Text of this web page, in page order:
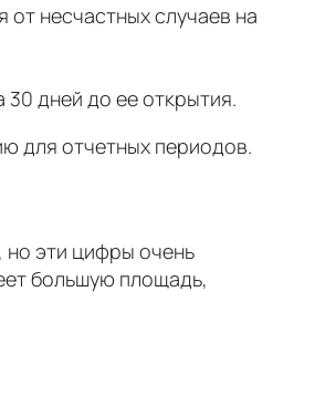
от несчастных случаев на
дней до ее открытия.
для отчетных периодов.
но эти цифры очень
большую площадь,